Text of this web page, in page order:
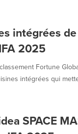
intégrées
2025
Fortune
intégrées qui
SPACE